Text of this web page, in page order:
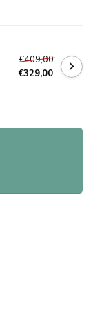
€409,00
€329,00